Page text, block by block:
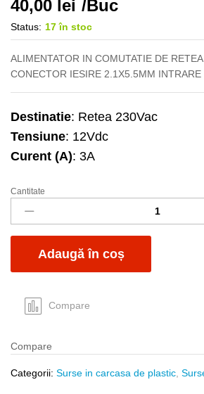
40,00 lei /Buc
Status: 17 în stoc
ALIMENTATOR IN COMUTATIE DE
CONECTOR IESIRE 2.1X5.5MM INTRARE
Destinatie: Retea 230Vac
Tensiune: 12Vdc
Curent (A): 3A
Sursa
12.0V
3A
2.1x5.5mm
C8
Cantitate
Adaugă în coș
Compare
Compare
Categorii: Surse in carcasa de plastic